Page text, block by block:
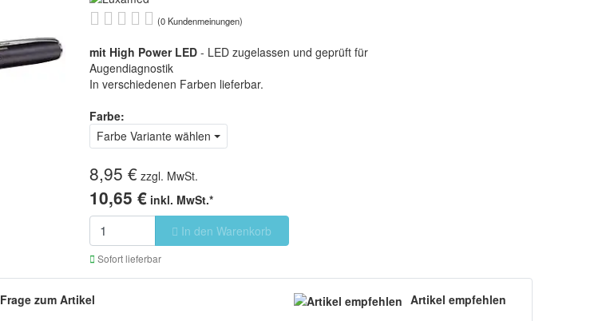
(0 Kundenmeinungen)
mit High Power LED- LED zugelassen und geprüft für
Augendiagnostik
In verschiedenen Farben lieferbar.
Farbe:
Farbe Variante wählen
8,95 € zzgl. MwSt.
10,65 € inkl. MwSt.*
In den Warenkorb
Sofort lieferbar
Frage zum Artikel Artikel empfehlen